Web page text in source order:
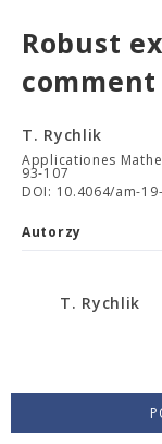
Robust
T. Rychlik
Applicationes
93-107
DOI: 10.4064/am-
Autorzy
T. Rychlik